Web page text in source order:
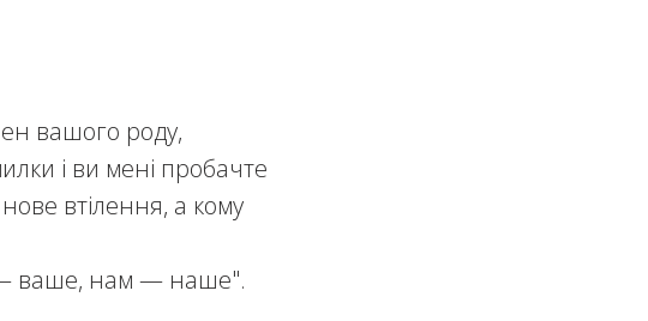
вашого роду,
і ви мені пробачте
втілення, а кому
— ваше, нам — наше".